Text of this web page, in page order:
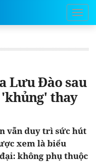
Lưu Đào sau
thay
vẫn duy trì sức hút
xem là biểu
không phụ thuộc